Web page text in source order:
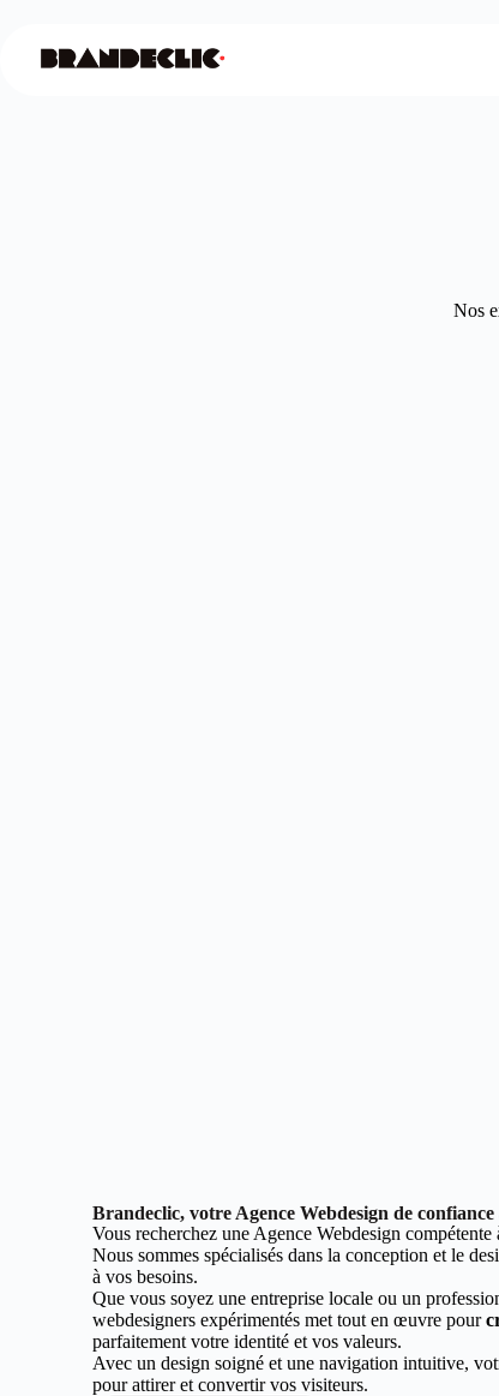
Nos
Brandeclic, votre Agence Webdesign de
Vous recherchez une Agence Webdesign compétente
Nous sommes spécialisés dans la conception et le
à vos besoins.
Que vous soyez une entreprise locale ou un
webdesigners expérimentés met tout en œuvre pour
parfaitement votre identité et vos valeurs.
Avec un design soigné et une navigation intuitive,
pour attirer et convertir vos visiteurs.